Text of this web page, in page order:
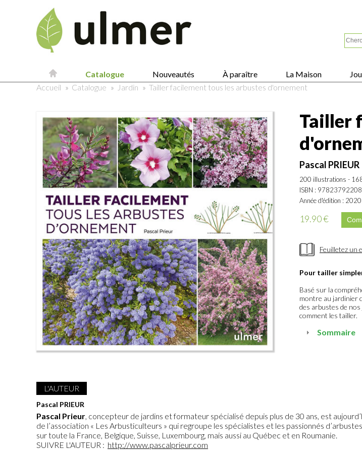
Catalogue Nouveautés À paraître La Maison
Accueil » Catalogue » Jardin » Tailler facilement tous les arbustes d'ornement
Tailler
Pascal PRIEUR
200 illustrations -
ISBN :
Année d'édition : 2020
19.90 €
Feuilletez un
Pour tailler
Basé sur la
montre au jardinier
des arbustes de
comment les tailler.
Sommaire
L'AUTEUR
Pascal PRIEUR
Pascal Prieur , concepteur de jardins et formateur spécialisé depuis plus de 30 ans, est
de l’association « Les Arbusticulteurs » qui regroupe les spécialistes et les passionnés
sur toute la France, Belgique, Suisse, Luxembourg, mais aussi au Québec et en Roumanie.
SUIVRE L'AUTEUR : http://www.pascalprieur.com